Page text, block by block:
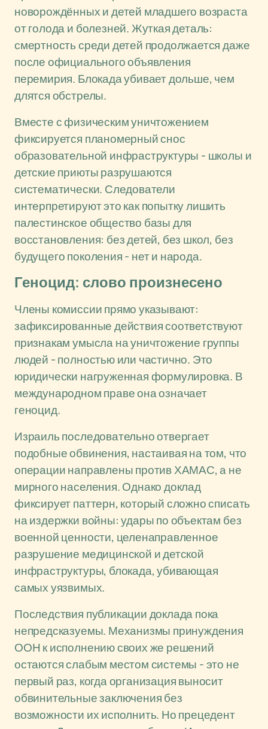
новорождённых и детей младшего возраста
от голода и болезней. Жуткая деталь:
смертность среди детей продолжается даже
после официального объявления
перемирия. Блокада убивает дольше, чем
длятся обстрелы.
Вместе с физическим уничтожением
фиксируется планомерный снос
образовательной инфраструктуры - школы и
детские приюты разрушаются
систематически. Следователи
интерпретируют это как попытку лишить
палестинское общество базы для
восстановления: без детей, без школ, без
будущего поколения - нет и народа.
Геноцид: слово произнесено
Члены комиссии прямо указывают:
зафиксированные действия соответствуют
признакам умысла на уничтожение группы
людей - полностью или частично. Это
юридически нагруженная формулировка. В
международном праве она означает
геноцид.
Израиль последовательно отвергает
подобные обвинения, настаивая на том, что
операции направлены против ХАМАС, а не
мирного населения. Однако доклад
фиксирует паттерн, который сложно списать
на издержки войны: удары по объектам без
военной ценности, целенаправленное
разрушение медицинской и детской
инфраструктуры, блокада, убивающая
самых уязвимых.
Последствия публикации доклада пока
непредсказуемы. Механизмы принуждения
ООН к исполнению своих же решений
остаются слабым местом системы - это не
первый раз, когда организация выносит
обвинительные заключения без
возможности их исполнить. Но прецедент